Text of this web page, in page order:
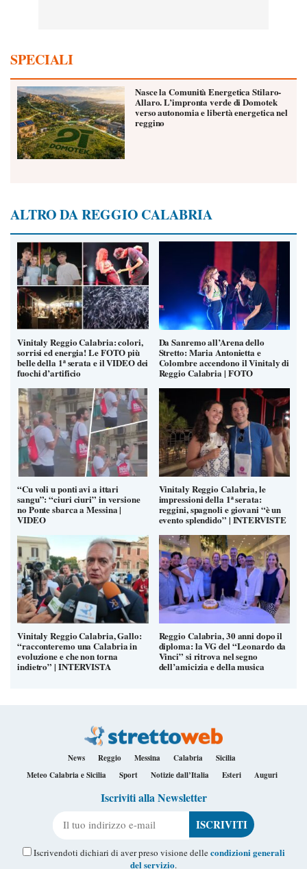
SPECIALI
Nasce la Comunità Energetica Stilaro-
Allaro. L’impronta verde di Domotek
verso autonomia e libertà energetica nel
reggino
ALTRO DA REGGIO CALABRIA
Vinitaly Reggio Calabria: colori,
sorrisi ed energia! Le FOTO più
belle della 1ª serata e il VIDEO dei
fuochi d’artificio
Da Sanremo all’Arena dello
Stretto: Maria Antonietta e
Colombre accendono il Vinitaly di
Reggio Calabria | FOTO
“Cu voli u ponti avi a ittari
sangu”: “ciuri ciuri” in versione
no Ponte sbarca a Messina |
VIDEO
Vinitaly Reggio Calabria, le
impressioni della 1ª serata:
reggini, spagnoli e giovani “è un
evento splendido” | INTERVISTE
Vinitaly Reggio Calabria, Gallo:
“racconteremo una Calabria in
evoluzione e che non torna
indietro” | INTERVISTA
Reggio Calabria, 30 anni dopo il
diploma: la VG del “Leonardo da
Vinci” si ritrova nel segno
dell’amicizia e della musica
News Reggio Messina Calabria
Sicilia
Meteo Calabria e Sicilia
Sport Notizie dall’Italia Esteri Auguri
Iscriviti alla Newsletter
Iscrivendoti dichiari di aver preso visione dellecondizioni generali
del servizio.